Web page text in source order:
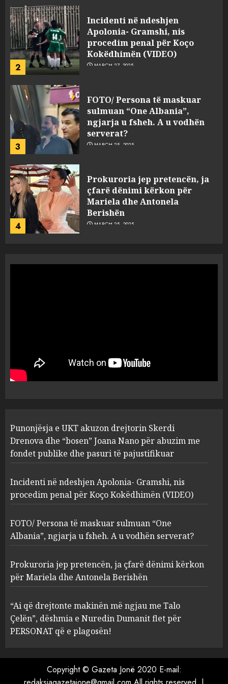
2
Incidenti në ndeshjen
Apolonia- Gramshi, nis
procedim penal për Koço
Kokëdhimën (VIDEO)
MARCH 27, 2025
3
FOTO/ Persona të maskuar
sulmuan “One Albania”,
ngjarja u fsheh. A u vodhën
serverat?
MARCH 25, 2025
4
Prokuroria jep pretencën, ja
çfarë dënimi kërkon për
Mariela dhe Antonela
Berishën
MARCH 25, 2025
1
“bosen” Joana Nano për
abuzim me fondet publike dhe
pasuri të pajustifikuar
2
Apolonia- Gramshi, nis
procedim penal për Koço
Kokëdhimën (VIDEO)
MARCH 27, 2025
3
FOTO/ Persona të maskuar
sulmuan “One Albania”,
ngjarja u fsheh. A u vodhën
serverat?
4
Prokuroria jep pretencën, ja
çfarë dënimi kërkon për
Berishën
MARCH 25, 2025
“Ai që drejtonte makinën më
ngjau me Talo Çelën”,
dëshmia e Nuredin Dumanit
Punonjësja e UKT akuzon drejtorin Skerdi
Drenova dhe “bosen” Joana Nano për abuzim me
fondet publike dhe pasuri të pajustifikuar
Incidenti në ndeshjen Apolonia- Gramshi, nis
procedim penal për Koço Kokëdhimën (VIDEO)
FOTO/ Persona të maskuar sulmuan “One
Albania”, ngjarja u fsheh. A u vodhën serverat?
Prokuroria jep pretencën, ja çfarë dënimi kërkon
për Mariela dhe Antonela Berishën
“Ai që drejtonte makinën më ngjau me Talo
Çelën”, dëshmia e Nuredin Dumanit flet për
PERSONAT që e plagosën!
Copyright © Gazeta Jonë 2020 E-mail: